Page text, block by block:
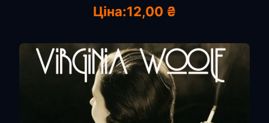
Ціна:12,00 ₴